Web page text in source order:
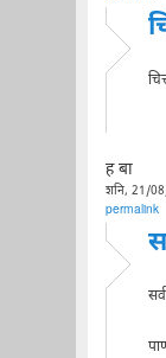
ह बा
शनि, 21/
permalink